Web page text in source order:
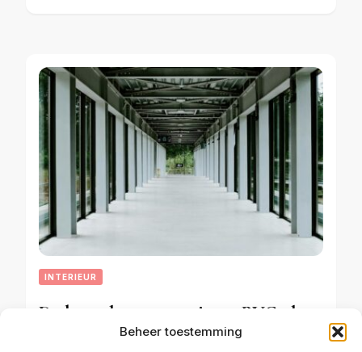
Beheer toestemming
INTERIEUR
De beste keuze voor jouw PVC vloer